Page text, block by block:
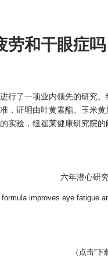
劳和干眼症
行了一项业内领先的研究
，证明由叶黄素酯、玉米
实验，纽崔莱健康研究院
六年潜心研
improves eye fatigue
（点击“下